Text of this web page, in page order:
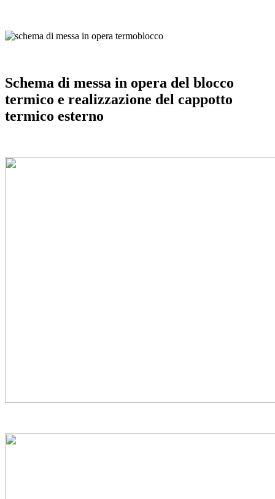
Schema di messa in opera del blocco
termico e realizzazione del cappotto
termico esterno